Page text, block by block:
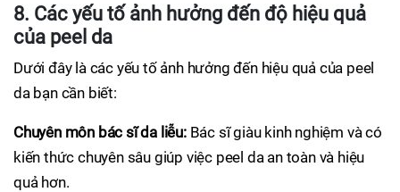
8. Các yếu tố ảnh hưởng đến độ hiệu quả
của peel da
Dưới đây là các yếu tố ảnh hưởng đến hiệu quả của peel
da bạn cần biết:
Chuyên môn bác sĩ da liễu: Bác sĩ giàu kinh nghiệm và có
kiến thức chuyên sâu giúp việc peel da an toàn và hiệu
quả hơn.